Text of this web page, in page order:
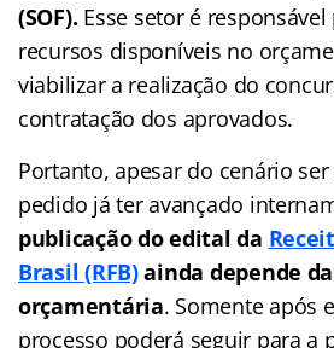
(SOF). Esse setor é
recursos disponíveis no
viabilizar a realização do
contratação dos aprovados.
Portanto, apesar do cenário
pedido já ter avançado
publicação do edital da
Brasil (RFB)ainda depende
orçamentária. Somente após
processo poderá seguir para a